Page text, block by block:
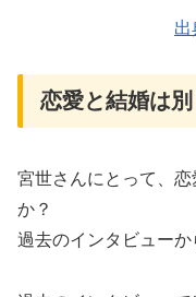
出
恋愛と結婚は別
宮世さんにとって、
か？
過去のインタビューか